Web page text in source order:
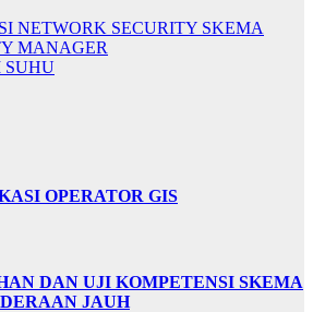
NETWORK SECURITY SKEMA
MANAGER
OPERATOR GIS
DAN UJI KOMPETENSI SKEMA
JAUH